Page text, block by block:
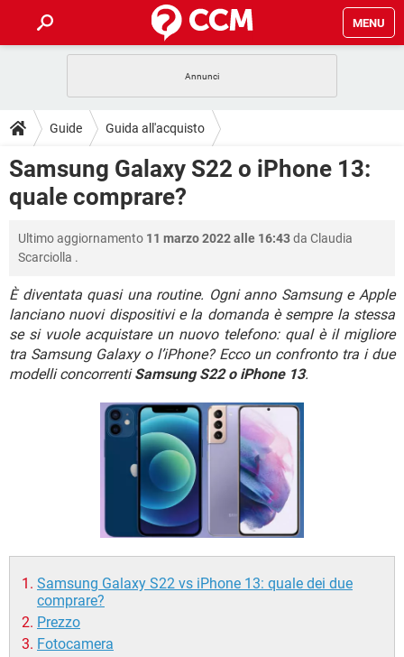
MENU
INTRATTENIMENTO ANDROID
iOS WINDOWS 10
INSTAGRAM
HARDWARE
GUIDE
COVID-19
INTRATTENIMENTO ANDROID
iOS
INSTAGRAM WHATSAPP
HARDWARE
DOWNLOAD
COVID-19
iOS
INSTAGRAM WHATSAPP
TIKTOK FACEBOOK
HARDWARE
FORUM
COVID-19 GAMING
iOS WINDOWS 10
INSTAGRAM WHATSAPP
TIKTOK FACEBOOK
GLOSSARIO
COVID-19 GAMING
INTRATTENIMENTO ANDROID
iOS WINDOWS 10
INSTAGRAM WHATSAPP
FACEBOOK
Guide Guida all'acquisto
Samsung Galaxy S22 o iPhone 13:
quale comprare?
Ultimo aggiornamento 11 marzo 2022 alle 16:43da Claudia
Scarciolla .
È diventata quasi una routine. Ogni anno Samsung e Apple
lanciano nuovi dispositivi e la domanda è sempre la stessa
se si vuole acquistare un nuovo telefono: qual è il migliore
tra Samsung Galaxy o l’iPhone? Ecco un confronto tra i due
modelli concorrentiSamsung S22 o iPhone 13.
Samsung Galaxy S22 vs iPhone 13: quale dei due
comprare?
Prezzo
Fotocamera